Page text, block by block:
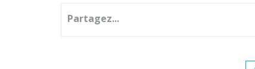
Partagez...